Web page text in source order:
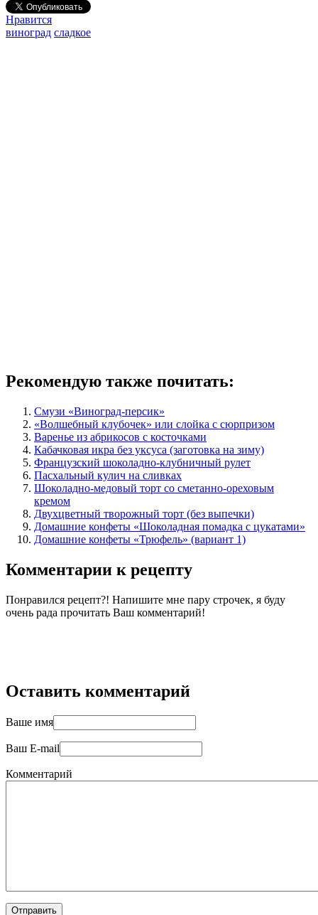
Нравится
виноград сладкое
Рекомендую также почитать:
Смузи «Виноград-персик»
«Волшебный клубочек» или слойка с сюрпризом
Варенье из абрикосов с косточками
Кабачковая икра без уксуса (заготовка на зиму)
Французский шоколадно-клубничный рулет
Пасхальный кулич на сливках
Шоколадно-медовый торт со сметанно-ореховым
кремом
Двухцветный творожный торт (без выпечки)
Домашние конфеты «Шоколадная помадка с цукатами»
Домашние конфеты «Трюфель» (вариант 1)
Комментарии к рецепту
Понравился рецепт?! Напишите мне пару строчек, я буду
очень рада прочитать Ваш комментарий!
Оставить комментарий
Ваше имя
Ваш E-mail
Комментарий